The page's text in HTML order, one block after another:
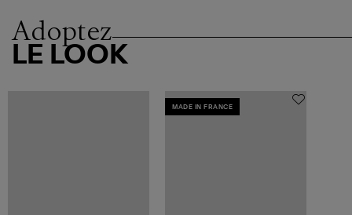
Adoptez
LE LOOK
MADE IN FRANCE